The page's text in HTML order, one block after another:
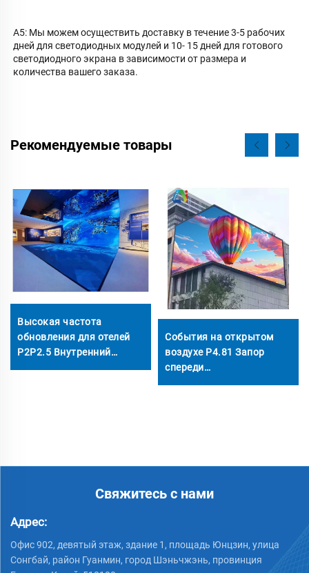
A5: Мы можем осуществить доставку в течение 3-5 рабочих
дней для светодиодных модулей и 10- 15 дней для готового
светодиодного экрана в зависимости от размера и
количества вашего заказа.
Рекомендуемые товары
Высокая частота
обновления для отелей
P2P2.5 Внутренний
События на открытом
воздухе P4.81 Запор
спереди
Свяжитесь с нами
Адрес:
Офис 902, девятый этаж, здание 1, площадь Юнцзин, улица
Сонгбай, район Гуанмин, город Шэньчжэнь, провинция